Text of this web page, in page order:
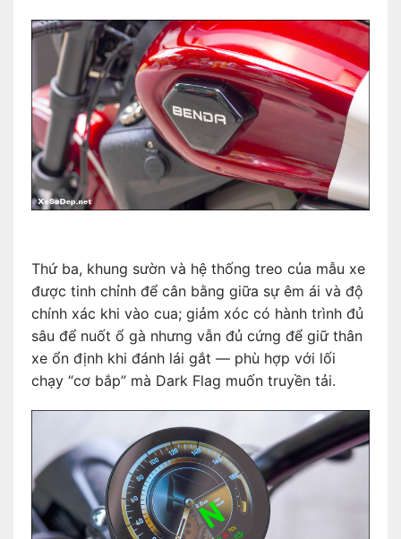
Thứ ba, khung sườn và hệ thống treo của mẫu xe
được tinh chỉnh để cân bằng giữa sự êm ái và độ
chính xác khi vào cua; giảm xóc có hành trình đủ
sâu để nuốt ổ gà nhưng vẫn đủ cứng để giữ thân
xe ổn định khi đánh lái gắt — phù hợp với lối
chạy “cơ bắp” mà Dark Flag muốn truyền tải.